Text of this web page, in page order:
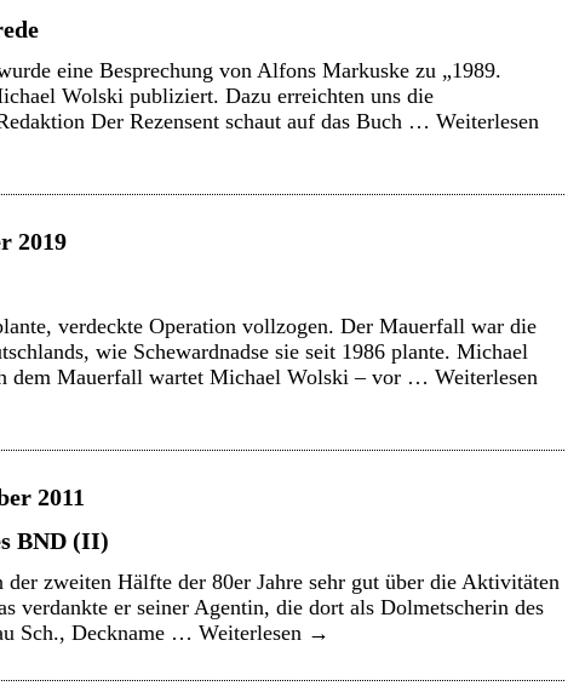
eine Besprechung von Alfons Markuske zu „1989.
Wolski publiziert. Dazu erreichten uns die
Der Rezensent schaut auf das Buch … Weiterlesen
2019
verdeckte Operation vollzogen. Der Mauerfall war die
wie Schewardnadse sie seit 1986 plante. Michael
dem Mauerfall wartet Michael Wolski – vor … Weiterlesen
2011
BND (II)
zweiten Hälfte der 80er Jahre sehr gut über die Aktivitäten
verdankte er seiner Agentin, die dort als Dolmetscherin des
Sch., Deckname … Weiterlesen →